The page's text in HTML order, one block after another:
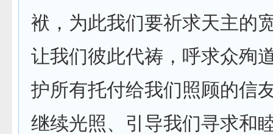
袱，为此我们要祈求天主的
让我们彼此代祷，呼求众殉
护所有托付给我们照顾的信
继续光照、引导我们寻求和